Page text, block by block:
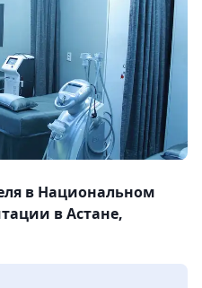
в Национальном
в Астане,